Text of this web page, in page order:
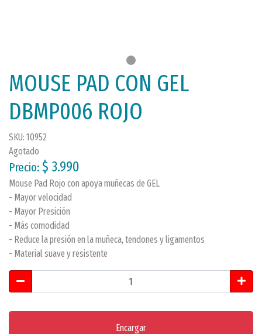
MOUSE PAD CON GEL
DBMP006 ROJO
SKU: 10952
Agotado
Precio: $ 3.990
Mouse Pad Rojo con apoya muñecas de GEL
- Mayor velocidad
- Mayor Presición
- Más comodidad
- Reduce la presión en la muñeca, tendones y ligamentos
- Material suave y resistente
Encargar